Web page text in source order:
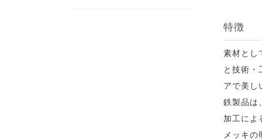
特徴
素材とし
と技術・
アで美し
鉄製品は
加工によ
メッキ